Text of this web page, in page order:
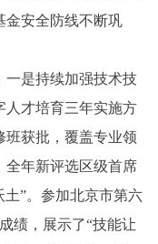
金安全防线不断巩
是持续加强技术技
人才培育三年实施方
班获批，覆盖专业领
全年新评选区级首席
”。参加北京市第六
绩，展示了“技能让